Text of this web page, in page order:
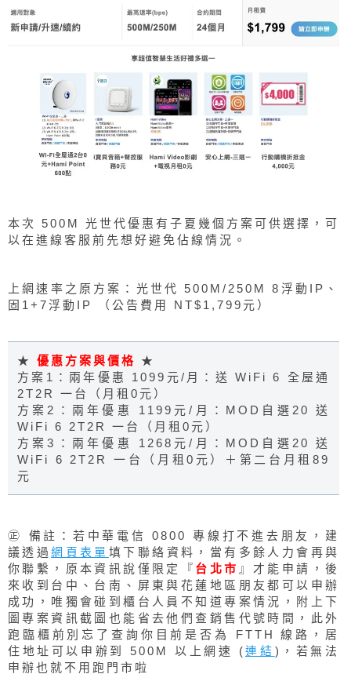
本次 500M 光世代優惠有子夏幾個方案可供選擇，可
以在進線客服前先想好避免佔線情況。
上網速率之原方案：光世代 500M/250M 8浮動IP、
固1+7浮動IP （公告費用 NT$1,799元）
★ 優惠方案與價格 ★
方案1：兩年優惠 1099元/月：送 WiFi 6 全屋通
2T2R 一台（月租0元）
方案2：兩年優惠 1199元/月：MOD自選20 送
WiFi 6 2T2R 一台（月租0元）
方案3：兩年優惠 1268元/月：MOD自選20 送
WiFi 6 2T2R 一台（月租0元）＋第二台月租89
元
㊣ 備註：若中華電信 0800 專線打不進去朋友，建
議透過網頁表單 填下聯絡資料，當有多餘人力會再與
你聯繫，原本資訊說僅限定『 台北市 』才能申請，後
來收到台中、台南、屏東與花蓮地區朋友都可以申辦
成功，唯獨會碰到櫃台人員不知道專案情況，附上下
圖專案資訊截圖也能省去他們查銷售代號時間，此外
跑臨櫃前別忘了查詢你目前是否為 FTTH 線路，居
住地址可以申辦到 500M 以上網速 (連結 )，若無法
申辦也就不用跑門市啦